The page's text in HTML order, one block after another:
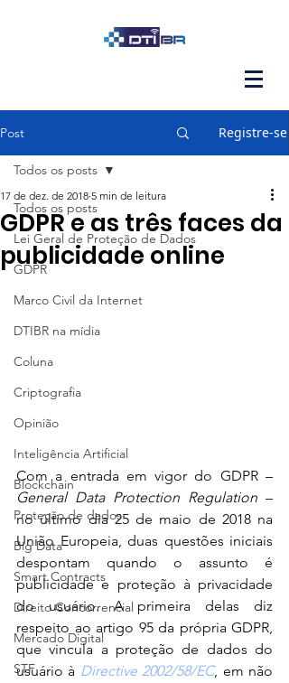
Post Registre-se
Todos os posts
Lei Geral de Proteção de Dados
GDPR
Marco Civil da Internet
DTIBR na mídia
Coluna
Criptografia
Opinião
Inteligência Artificial
Blockchain
Proteção de dados
Big Data
Smart Contracts
Direito Concorrencial
Mercado Digital
STF
Todos os posts
GDPR e as três faces da
publicidade online
17 de dez. de 2018 5 min de leitura
General Data Protection Regulation –
no último dia 25 de maio de 2018 na
União Europeia, duas questões iniciais
despontam quando o assunto é
publicidade e proteção à privacidade
do usuário. A primeira delas diz
respeito ao artigo 95 da própria GDPR,
que vincula a proteção de dados do
usuário à Directive 2002/58/EC, em não